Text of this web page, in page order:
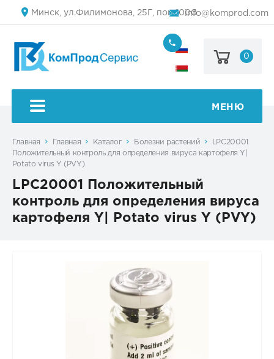
Минск, ул.Филимонова, 25Г, пом.1000info@komprod.com
(499)
444-
50
0
МЕНЮ
Главная Главная Каталог Болезни растений
LPC20001
Положительный контроль для определения вируса картофеля Y|
Potato virus Y (PVY)
LPC20001 Положительный
контроль для определения вируса
картофеля Y| Potato virus Y (PVY)